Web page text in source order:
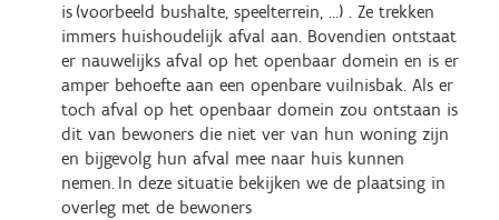
is (voorbeeld bushalte, speelterrein, …) . Ze trekken
immers huishoudelijk afval aan. Bovendien ontstaat
er nauwelijks afval op het openbaar domein en is er
amper behoefte aan een openbare vuilnisbak. Als er
toch afval op het openbaar domein zou ontstaan is
dit van bewoners die niet ver van hun woning zijn
en bijgevolg hun afval mee naar huis kunnen
nemen. In deze situatie bekijken we de plaatsing in
overleg met de bewoners